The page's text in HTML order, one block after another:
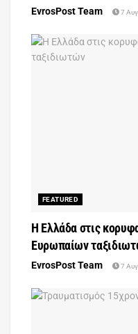
EvrosPost Team 7
FEATURED
Η Ελλάδα στις
Ευρωπαίων
EvrosPost Team 7